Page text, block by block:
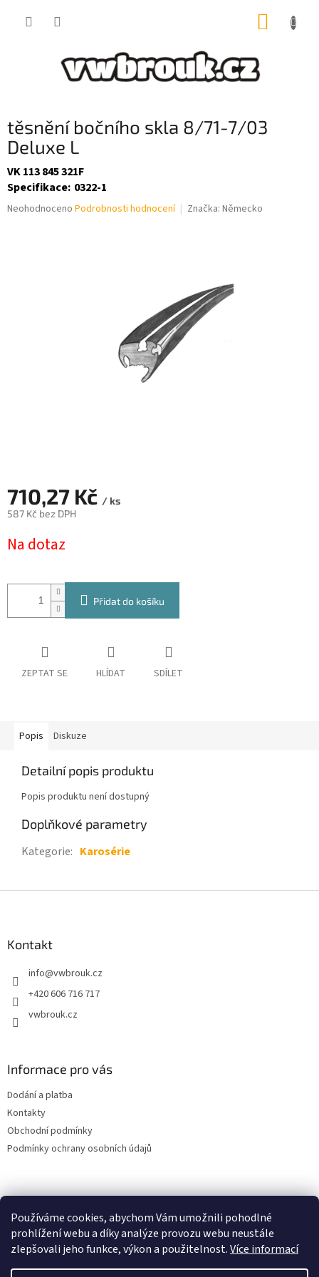
Používáme cookies, abychom Vám umožnili pohodlné
prohlížení webu a díky analýze provozu webu neustále
zlepšovali jeho funkce, výkon a použitelnost.Více informací
těsnění bočního skla 8/71-7/03
Deluxe L
VK 113 845 321F
Specifikace: 0322-1
Průměrné
Neohodnoceno Podrobnosti hodnocení Značka: Německo
710,27 Kč / ks
587 Kč bez DPH
cena:
Na dotaz
Přidat do košíku
ZEPTAT SE HLÍDAT SDÍLET
Popis Diskuze
Detailní popis produktu
Popis produktu není dostupný
Doplňkové parametry
Kategorie: Karosérie
Kontakt
info@vwbrouk.cz
+420 606 716 717
vwbrouk.cz
Informace pro vás
Dodání a platba
Kontakty
Obchodní podmínky
Podmínky ochrany osobních údajů